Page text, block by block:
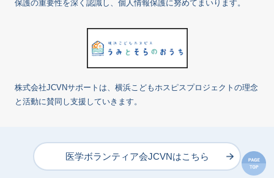
保護の重要性を深く認識し、個人情報保護に努めてまいります。
株式会社JCVNサポートは、横浜こどもホスピスプロジェクトの理念
と活動に賛同し支援していきます。
医学ボランティア会JCVNはこちら